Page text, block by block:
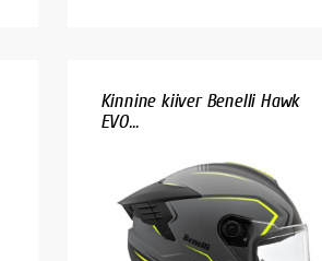
Kinnine kiiver Benelli Hawk
EVO...